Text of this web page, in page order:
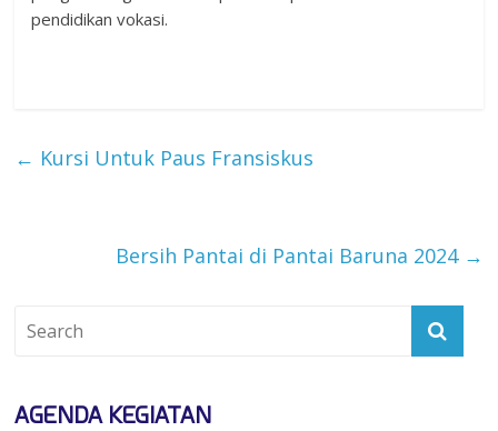
pendidikan vokasi.
← Kursi Untuk Paus Fransiskus
Bersih Pantai di Pantai Baruna 2024 →
AGENDA KEGIATAN